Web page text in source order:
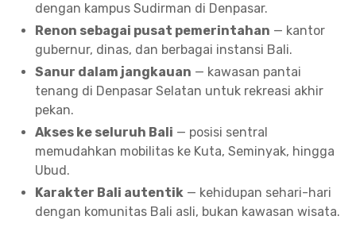
dengan kampus Sudirman di Denpasar.
Renon sebagai pusat pemerintahan — kantor
gubernur, dinas, dan berbagai instansi Bali.
Sanur dalam jangkauan — kawasan pantai
tenang di Denpasar Selatan untuk rekreasi akhir
pekan.
Akses ke seluruh Bali — posisi sentral
memudahkan mobilitas ke Kuta, Seminyak, hingga
Ubud.
Karakter Bali autentik — kehidupan sehari-hari
dengan komunitas Bali asli, bukan kawasan wisata.